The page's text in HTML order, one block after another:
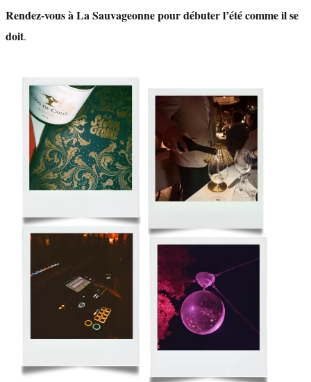
Rendez-vous à La Sauvageonne pour débuter l’été comme il se
doit.